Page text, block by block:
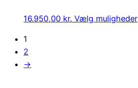
16.950,00 kr. Vælg muligheder
1
2
→